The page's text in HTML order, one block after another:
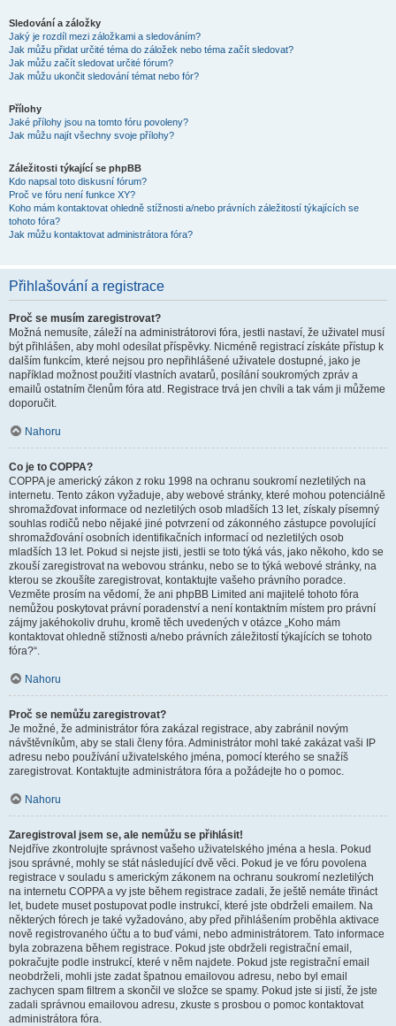
Sledování a záložky
Jaký je rozdíl mezi záložkami a sledováním?
Jak můžu přidat určité téma do záložek nebo téma začít sledovat?
Jak můžu začít sledovat určité fórum?
Jak můžu ukončit sledování témat nebo fór?
Přílohy
Jaké přílohy jsou na tomto fóru povoleny?
Jak můžu najít všechny svoje přílohy?
Záležitosti týkající se phpBB
Kdo napsal toto diskusní fórum?
Proč ve fóru není funkce XY?
Koho mám kontaktovat ohledně stížnosti a/nebo právních záležitostí týkajících se
tohoto fóra?
Jak můžu kontaktovat administrátora fóra?
Přihlašování a registrace
Proč se musím zaregistrovat?
Možná nemusíte, záleží na administrátorovi fóra, jestli nastaví, že uživatel musí
být přihlášen, aby mohl odesílat příspěvky. Nicméně registrací získáte přístup k
dalším funkcím, které nejsou pro nepřihlášené uživatele dostupné, jako je
například možnost použití vlastních avatarů, posílání soukromých zpráv a
emailů ostatním členům fóra atd. Registrace trvá jen chvíli a tak vám ji můžeme
doporučit.
Nahoru
Co je to COPPA?
COPPA je americký zákon z roku 1998 na ochranu soukromí nezletilých na
internetu. Tento zákon vyžaduje, aby webové stránky, které mohou potenciálně
shromažďovat informace od nezletilých osob mladších 13 let, získaly písemný
souhlas rodičů nebo nějaké jiné potvrzení od zákonného zástupce povolující
shromažďování osobních identifikačních informací od nezletilých osob
mladších 13 let. Pokud si nejste jisti, jestli se toto týká vás, jako někoho, kdo se
zkouší zaregistrovat na webovou stránku, nebo se to týká webové stránky, na
kterou se zkoušíte zaregistrovat, kontaktujte vašeho právního poradce.
Vezměte prosím na vědomí, že ani phpBB Limited ani majitelé tohoto fóra
nemůžou poskytovat právní poradenství a není kontaktním místem pro právní
zájmy jakéhokoliv druhu, kromě těch uvedených v otázce „Koho mám
kontaktovat ohledně stížnosti a/nebo právních záležitostí týkajících se tohoto
fóra?“.
Nahoru
Proč se nemůžu zaregistrovat?
Je možné, že administrátor fóra zakázal registrace, aby zabránil novým
návštěvníkům, aby se stali členy fóra. Administrátor mohl také zakázat vaši IP
adresu nebo používání uživatelského jména, pomocí kterého se snažíš
zaregistrovat. Kontaktujte administrátora fóra a požádejte ho o pomoc.
Nahoru
Zaregistroval jsem se, ale nemůžu se přihlásit!
Nejdříve zkontrolujte správnost vašeho uživatelského jména a hesla. Pokud
jsou správné, mohly se stát následující dvě věci. Pokud je ve fóru povolena
registrace v souladu s americkým zákonem na ochranu soukromí nezletilých
na internetu COPPA a vy jste během registrace zadali, že ještě nemáte třináct
let, budete muset postupovat podle instrukcí, které jste obdrželi emailem. Na
některých fórech je také vyžadováno, aby před přihlášením proběhla aktivace
nově registrovaného účtu a to buď vámi, nebo administrátorem. Tato informace
byla zobrazena během registrace. Pokud jste obdrželi registrační email,
pokračujte podle instrukcí, které v něm najdete. Pokud jste registrační email
neobdrželi, mohli jste zadat špatnou emailovou adresu, nebo byl email
zachycen spam filtrem a skončil ve složce se spamy. Pokud jste si jistí, že jste
zadali správnou emailovou adresu, zkuste s prosbou o pomoc kontaktovat
administrátora fóra.